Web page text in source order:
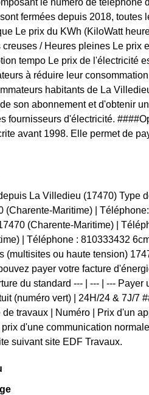
le numéro de téléphone
fermées depuis 2018,
Le prix du KWh (KiloWatt
/ Heures pleines Le prix
tempo Le prix de l'électricité
à réduire leur
habitants de La
son abonnement et d'obtenir
fournisseurs d'électricité.
avant 1998. Elle permet de
La Villedieu (17470) Type
(Charente-Maritime) |
(Charente-Maritime) |
| Téléphone : 810333432
ou haute tension)
payer votre facture
du standard --- | --- | ---
(numéro vert) | 24H/24 & 7J/7
travaux | Numéro | Prix d'un
d'une communication
suivant site EDF Travaux.